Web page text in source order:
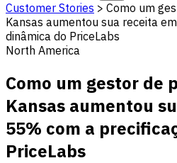
Customer Stories > Como um
Kansas aumentou sua receita
dinâmica do PriceLabs
North America
Como um gestor de
Kansas aumentou
55% com a
PriceLabs